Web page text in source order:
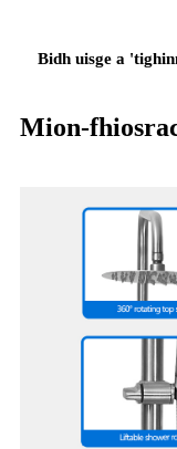
Bidh uisge a
Mion-